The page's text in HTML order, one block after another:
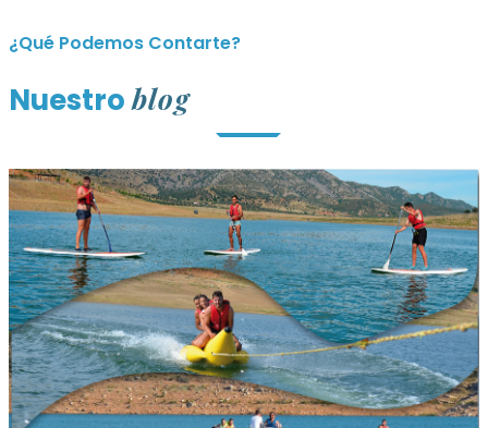
¿Qué Podemos Contarte?
Nuestroblog